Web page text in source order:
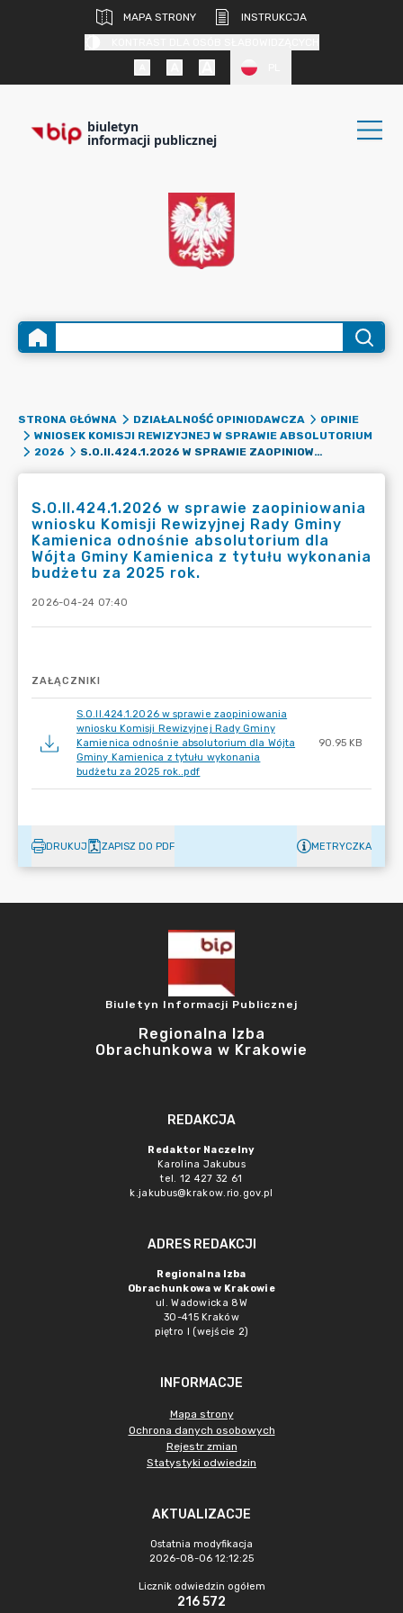
MAPA STRONY
INSTRUKCJA
biuletyn
informacji publicznej
STRONA GŁÓWNA DZIAŁALNOŚĆ OPINIODAWCZA
OPINIE
WNIOSEK KOMISJI REWIZYJNEJ W SPRAWIE ABSOLUTORIUM
2026
S.O.II.424.1.2026 W SPRAWIE ZAOPINIOWANIA WNIOSKU KOMISJI REWIZYJNEJ RADY GMINY KAMIENICA ODNOŚNIE ABSOLUTORIUM DLA WÓJTA GMINY KAMIENICA Z TYTUŁU WYKONANIA BUDŻETU ZA 2025 ROK.
S.O.II.424.1.2026 w sprawie zaopiniowania
wniosku Komisji Rewizyjnej Rady Gminy
Kamienica odnośnie absolutorium dla
Wójta Gminy Kamienica z tytułu wykonania
budżetu za 2025 rok.
2026-04-24 07:40
ZAŁĄCZNIKI
S.O.II.424.1.2026 w sprawie zaopiniowania
wniosku Komisji Rewizyjnej Rady Gminy
Kamienica odnośnie absolutorium dla Wójta
Gminy Kamienica z tytułu wykonania
budżetu za 2025 rok..pdf
90.95 KB
DRUKUJ ZAPISZ DO PDF METRYCZKA
Biuletyn Informacji Publicznej
Regionalna Izba
Obrachunkowa w Krakowie
REDAKCJA
Redaktor Naczelny
Karolina Jakubus
tel. 12 427 32 61
k.jakubus@krakow.rio.gov.pl
ADRES REDAKCJI
Regionalna Izba
Obrachunkowa w Krakowie
ul. Wadowicka 8W
30-415 Kraków
piętro I (wejście 2)
INFORMACJE
Mapa strony
Ochrona danych osobowych
Rejestr zmian
Statystyki odwiedzin
AKTUALIZACJE
Ostatnia modyfikacja
2026-08-06 12:12:25
Licznik odwiedzin ogółem
216 572